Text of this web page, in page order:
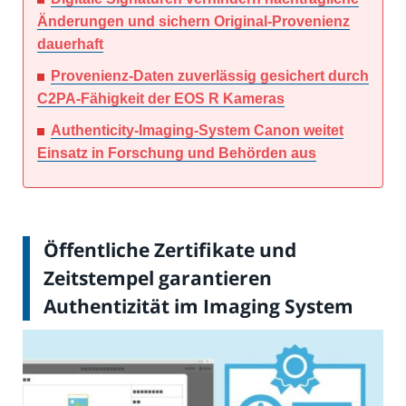
Änderungen und sichern Original-Provenienz
dauerhaft
Provenienz-Daten zuverlässig gesichert durch
C2PA-Fähigkeit der EOS R Kameras
Authenticity-Imaging-System Canon weitet
Einsatz in Forschung und Behörden aus
Öffentliche Zertifikate und
Zeitstempel garantieren
Authentizität im Imaging System